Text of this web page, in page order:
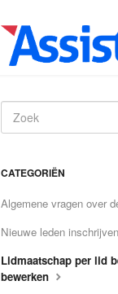
CATEGORIËN
Algemene vragen over
Nieuwe leden inschrijven
Lidmaatschap per lid
bewerken